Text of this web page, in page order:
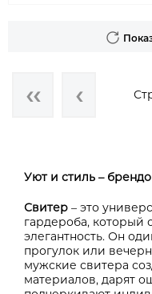
Уют и стиль –
Свитер – это
гардероба, который
элегантность. Он
прогулок или
мужские свитера
материалов, дарят